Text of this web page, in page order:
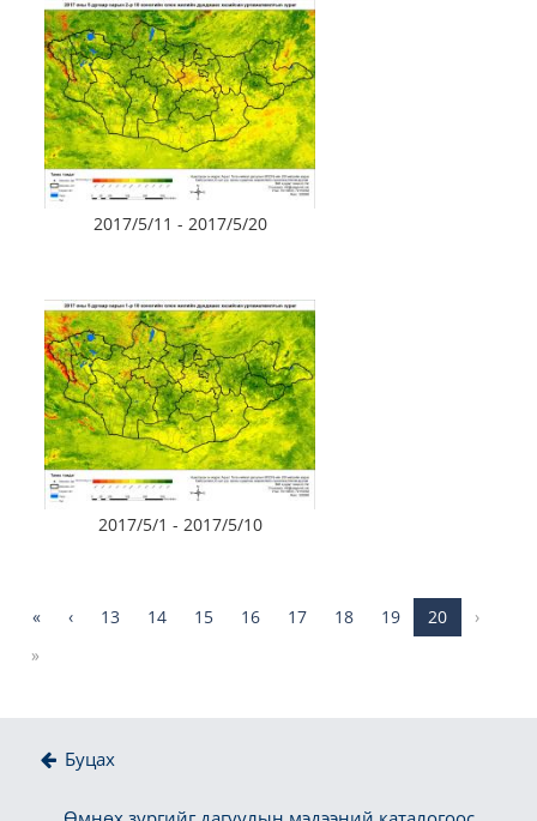
2017/5/11 - 2017/5/20
2017/5/1 - 2017/5/10
« ‹ 13 14 15 16 17 18 19 20
›
»
Буцах